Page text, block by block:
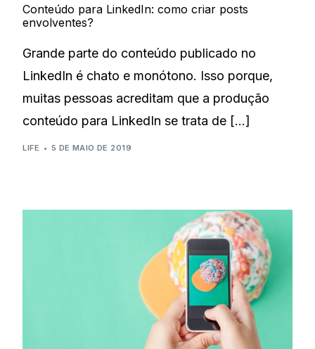
Conteúdo para LinkedIn: como criar posts
envolventes?
Grande parte do conteúdo publicado no
LinkedIn é chato e monótono. Isso porque,
muitas pessoas acreditam que a produção
conteúdo para LinkedIn se trata de […]
LIFE 5 DE MAIO DE 2019